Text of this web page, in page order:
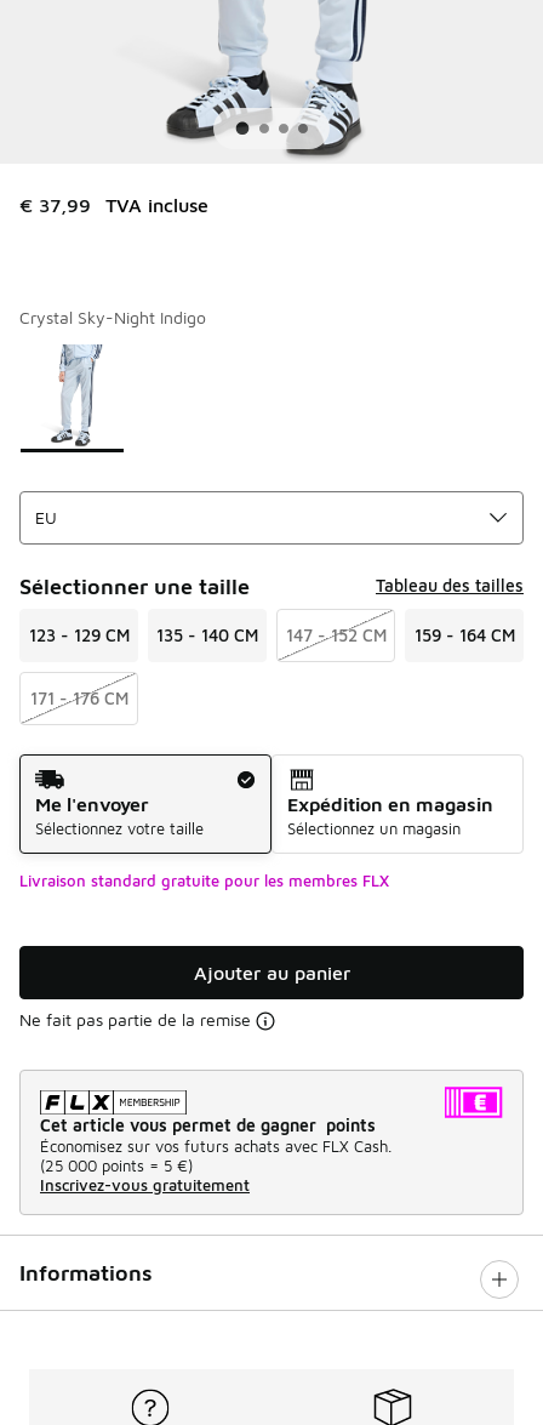
€ 37,99 TVA incluse
Crystal Sky-Night Indigo
Page 1 sur 1 affichant 1 à 1 des 1 couleurs.
Merci de sélectionner un style
Sélectionner une taille Tableau des tailles
123 - 129 CM 135 - 140 CM 147 - 152 CM 159 - 164 CM
171 - 176 CM
Mode d'expédition
Me l'envoyer
Sélectionnez votre taille
Expédition en magasin
Sélectionnez un magasin
Livraison standard gratuite pour les membres FLX
Ajouter au panier
Ne fait pas partie de la remise
Cet article vous permet de gagner points
Économisez sur vos futurs achats avec FLX Cash.
(25 000 points = 5 €)
Inscrivez-vous gratuitement
Informations